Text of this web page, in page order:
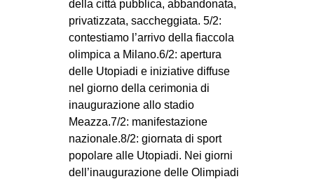
della città pubblica, abbandonata,
privatizzata, saccheggiata. 5/2:
contestiamo l’arrivo della fiaccola
olimpica a Milano.6/2: apertura
delle Utopiadi e iniziative diffuse
nel giorno della cerimonia di
inaugurazione allo stadio
Meazza.7/2: manifestazione
nazionale.8/2: giornata di sport
popolare alle Utopiadi. Nei giorni
dell’inaugurazione delle Olimpiadi